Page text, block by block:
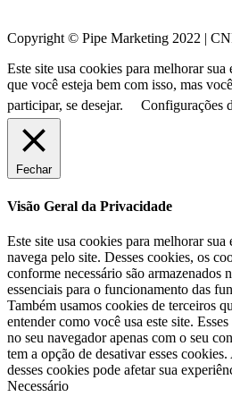
Copyright © Pipe Marketing 2022 |
Este site usa cookies para melhorar
que você esteja bem com isso, mas
participar, se desejar.
Configurações
Fechar
Visão Geral da Privacidade
Este site usa cookies para melhorar
navega pelo site. Desses cookies, os
conforme necessário são armazenados
essenciais para o funcionamento das
Também usamos cookies de terceiros
entender como você usa este site.
no seu navegador apenas com o seu
tem a opção de desativar esses
desses cookies pode afetar sua
Necessário